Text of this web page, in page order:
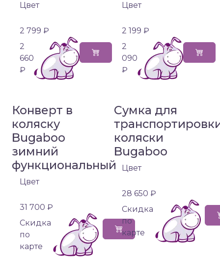
Цвет
2 799 ₽
2
660
₽
Цвет
2 199 ₽
2
090
₽
Конверт в
коляску
Bugaboo
зимний
функциональный
Цвет
31 700 ₽
Cкидка
по
карте
Сумка для
коляски
Bugaboo
Цвет
28 650 ₽
Cкидка
по
карте